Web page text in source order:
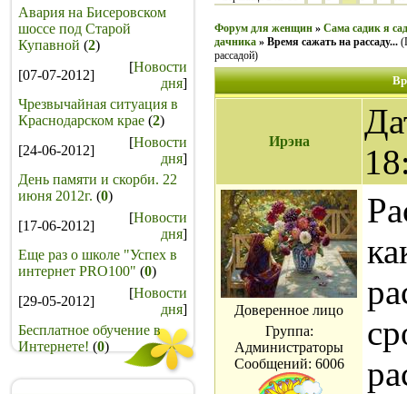
Авария на Бисеровском
шоссе под Старой
Купавной (2)
[07-07-2012]
[Новости
дня]
Чрезвычайная ситуация в
Краснодарском крае (2)
[24-06-2012]
[Новости
дня]
День памяти и скорби. 22
июня 2012г. (0)
[17-06-2012]
[Новости
дня]
Еще раз о школе "Успех в
интернет PRO100" (0)
[29-05-2012]
[Новости
дня]
Бесплатное обучение в
Интернете! (0)
Форум для женщин » Сама садик я
дачника » Время сажать на рассаду...
рассадой)
Ирэна
Доверенное лицо
Группа:
Администраторы
Сообщений: 6006